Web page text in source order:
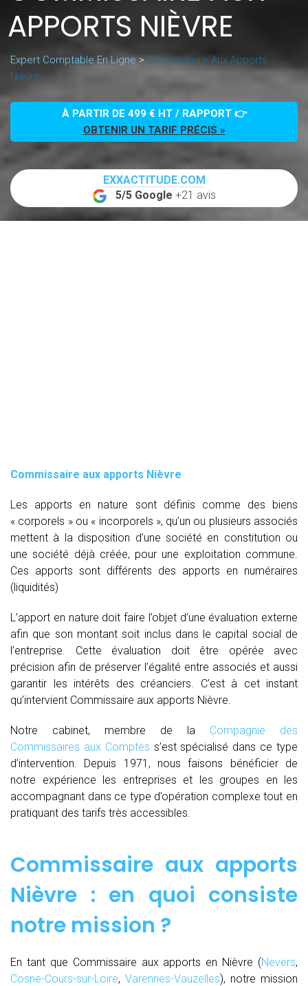
APPORTS NIÈVRE
Expert Comptable En Ligne>Commissaire Aux Apports
Nièvre
À PARTIR DE 499 € HT / RAPPORT 👉
OBTENIR UN TARIF PRÉCIS »
EXXACTITUDE.COM
5/5 Google +21 avis
Commissaire aux apports Nièvre
Les apports en nature sont définis comme des biens
« corporels » ou « incorporels », qu’un ou plusieurs associés
mettent à la disposition d’une société en constitution ou
une société déjà créée, pour une exploitation commune.
Ces apports sont différents des apports en numéraires
(liquidités)
L’apport en nature doit faire l’objet d’une évaluation externe
afin que son montant soit inclus dans le capital social de
l’entreprise. Cette évaluation doit être opérée avec
précision afin de préserver l’égalité entre associés et aussi
garantir les intérêts des créanciers. C’est à cet instant
qu’intervient Commissaire aux apports Nièvre.
Notre cabinet, membre de la Compagnie des
Commissaires aux Comptes s’est spécialisé dans ce type
d’intervention. Depuis 1971, nous faisons bénéficier de
notre expérience les entreprises et les groupes en les
accompagnant dans ce type d’opération complexe tout en
pratiquant des tarifs très accessibles.
Commissaire aux apports
Nièvre : en quoi consiste
notre mission ?
En tant que Commissaire aux apports en Nièvre (Nevers,
Cosne-Cours-sur-Loire, Varennes-Vauzelles), notre mission